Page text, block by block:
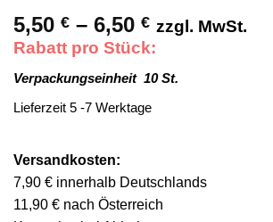
5,50 € – 6,50 € Preisspanne:
5,50 €
bis
6,50 €
zzgl. MwSt.
Rabatt pro Stück:
Verpackungseinheit 10 St.
Lieferzeit 5 -7 Werktage
Versandkosten:
7,90 € innerhalb Deutschlands
11,90 € nach Österreich